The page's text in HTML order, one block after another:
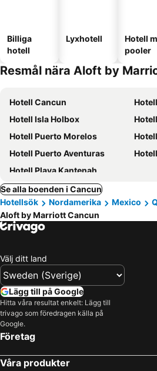
Billiga
hotell
Lyxhotell
Hotell
pooler
Resmål nära Aloft by
Hotell Cancun
Hotell Isla Holbox
Hotell Puerto Morelos
Hotell Puerto Aventuras
Hotell Playa Kantenah
Se alla boenden i Cancun
Hotellsök
Nordamerika Mexico
Aloft by Marriott Cancun
Välj ditt land
Lägg till på Google
Hitta våra resultat enkelt: Lägg till
trivago som föredragen källa på
Google.
Företag
Våra produkter